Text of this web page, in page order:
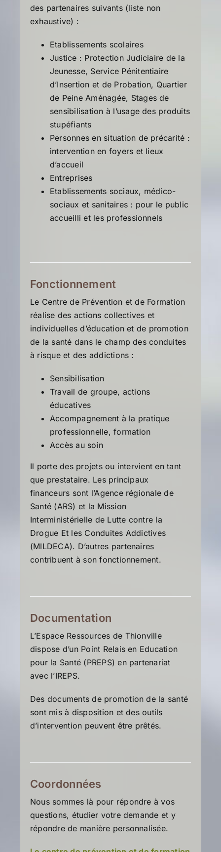
des partenaires suivants (liste non
exhaustive) :
Etablissements scolaires
Justice : Protection Judiciaire de la
Jeunesse, Service Pénitentiaire
d’Insertion et de Probation, Quartier
de Peine Aménagée, Stages de
sensibilisation à l’usage des produits
stupéfiants
Personnes en situation de précarité :
intervention en foyers et lieux
d’accueil
Entreprises
Etablissements sociaux, médico-
sociaux et sanitaires : pour le public
accueilli et les professionnels
Fonctionnement
Le Centre de Prévention et de Formation
réalise des actions collectives et
individuelles d’éducation et de promotion
de la santé dans le champ des conduites
à risque et des addictions :
Sensibilisation
Travail de groupe, actions
éducatives
Accompagnement à la pratique
professionnelle, formation
Accès au soin
Il porte des projets ou intervient en tant
que prestataire. Les principaux
financeurs sont l’Agence régionale de
Santé (ARS) et la Mission
Interministérielle de Lutte contre la
Drogue Et les Conduites Addictives
(MILDECA). D’autres partenaires
contribuent à son fonctionnement.
Documentation
L’Espace Ressources de Thionville
dispose d’un Point Relais en Education
pour la Santé (PREPS) en partenariat
avec l’IREPS.
Des documents de promotion de la santé
sont mis à disposition et des outils
d’intervention peuvent être prêtés.
Coordonnées
Nous sommes là pour répondre à vos
questions, étudier votre demande et y
répondre de manière personnalisée.